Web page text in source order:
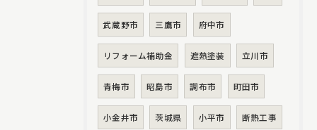
武蔵野市 三鷹市 府中市
リフォーム補助金 遮熱塗装 立川市
青梅市 昭島市 調布市 町田市
小金井市 茨城県 小平市 断熱工事